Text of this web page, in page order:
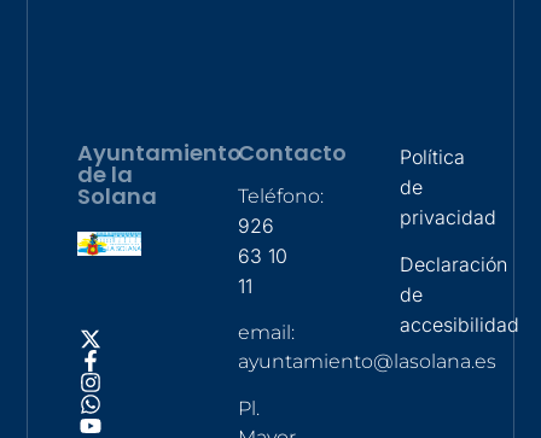
Ayuntamiento
de la
Solana
Contacto
Teléfono:
926
63 10
11
email:
ayuntamiento@lasolana.es
Pl.
Política
de
privacidad
Declaración
de
accesibilidad